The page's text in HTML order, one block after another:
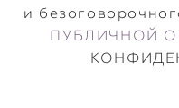
и
ПУБЛИЧНОЙ